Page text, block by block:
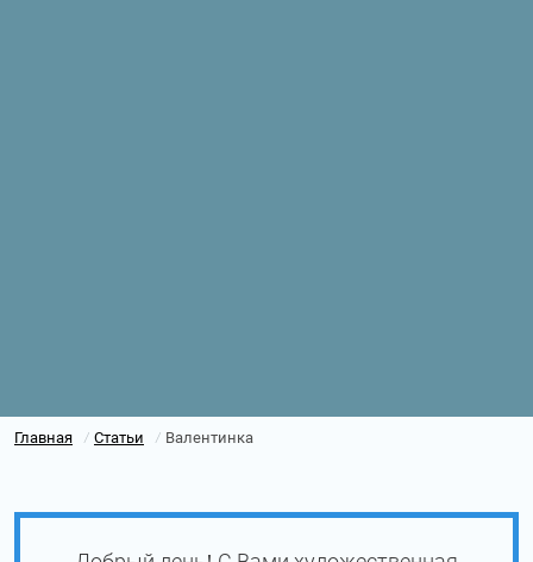
Главная / Статьи / Валентинка